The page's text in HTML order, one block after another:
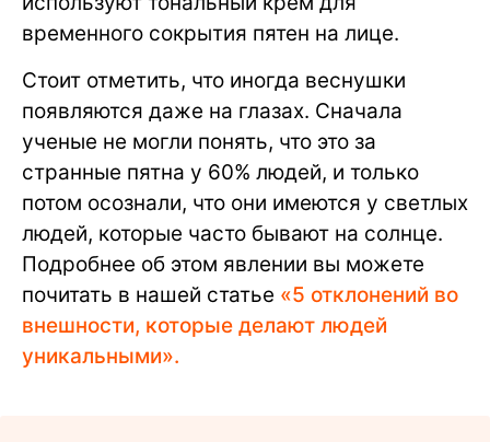
временного сокрытия пятен на лице.
Стоит отметить, что иногда веснушки
появляются даже на глазах. Сначала
ученые не могли понять, что это за
странные пятна у 60% людей, и только
потом осознали, что они имеются у светлых
людей, которые часто бывают на солнце.
Подробнее об этом явлении вы можете
почитать в нашей статье «5 отклонений во
внешности, которые делают людей
уникальными».